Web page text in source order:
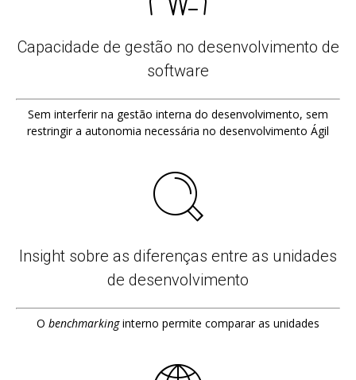
Capacidade de gestão no desenvolvimento de
software
Sem interferir na gestão interna do desenvolvimento, sem
restringir a autonomia necessária no desenvolvimento Ágil
Insight sobre as diferenças entre as unidades
de desenvolvimento
O benchmarkinginterno permite comparar as unidades